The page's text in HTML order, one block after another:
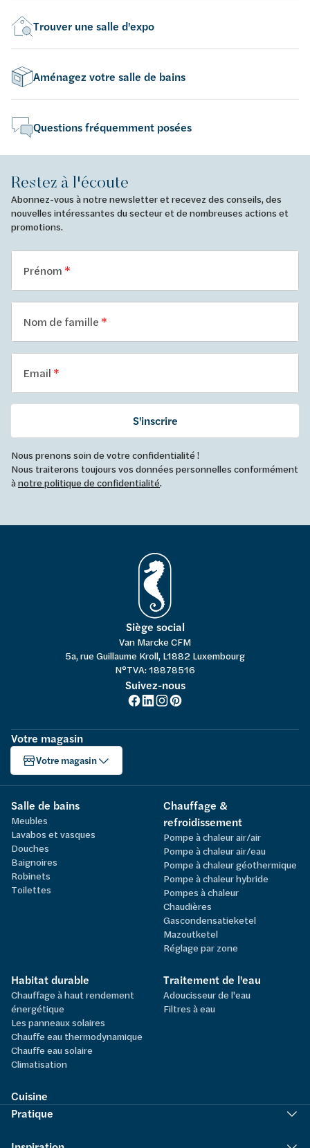
Trouver une salle d'expo
Aménagez votre salle de bains
Questions fréquemment posées
Restez à l'écoute
Abonnez-vous à notre newsletter et recevez des conseils, des
nouvelles intéressantes du secteur et de nombreuses actions et
promotions.
Prénom
Nom de famille
Email
S'inscrire
Nous prenons soin de votre confidentialité !
Nous traiterons toujours vos données personnelles conformément
ànotre politique de confidentialité.
Siège social
Van Marcke CFM
5a, rue Guillaume Kroll, L1882 Luxembourg
N°TVA: 18878516
Suivez-nous
Votre magasin
Votre magasin
Salle de bains
Meubles
Lavabos et vasques
Douches
Baignoires
Robinets
Toilettes
Chauffage &
refroidissement
Pompe à chaleur air/air
Pompe à chaleur air/eau
Pompe à chaleur géothermique
Pompe à chaleur hybride
Pompes à chaleur
Chaudières
Gascondensatieketel
Mazoutketel
Réglage par zone
Habitat durable
Chauffage à haut rendement
énergétique
Les panneaux solaires
Chauffe eau thermodynamique
Chauffe eau solaire
Climatisation
Traitement de l'eau
Adoucisseur de l'eau
Filtres à eau
Cuisine
Pratique